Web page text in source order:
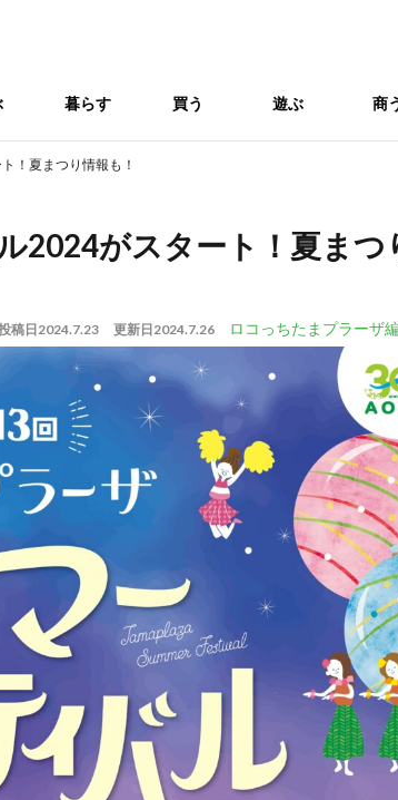
暮らす 買う 遊ぶ 商
！夏まつり情報も！
2024がスタート！夏まつ
稿日2024.7.23 更新日2024.7.26 ロコっちたまプラーザ